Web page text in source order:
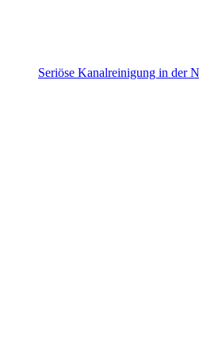
Seriöse Kanalreinigung in der